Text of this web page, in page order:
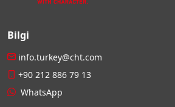
Bilgi
info.turkey@cht.com
+90 212 886 79 13
WhatsApp